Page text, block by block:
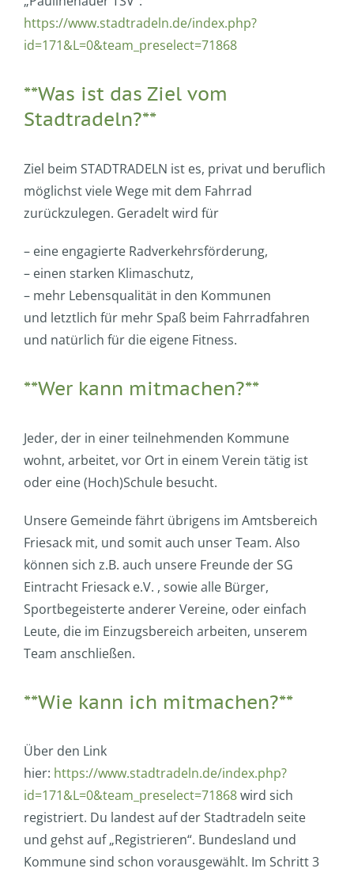
https://www.stadtradeln.de/index.php?
id=171&L=0&team_preselect=71868
**Was ist das Ziel vom
Stadtradeln?**
Ziel beim STADTRADELN ist es, privat und beruflich
möglichst viele Wege mit dem Fahrrad
zurückzulegen. Geradelt wird für
– eine engagierte Radverkehrsförderung,
– einen starken Klimaschutz,
– mehr Lebensqualität in den Kommunen
und letztlich für mehr Spaß beim Fahrradfahren
und natürlich für die eigene Fitness.
**Wer kann mitmachen?**
Jeder, der in einer teilnehmenden Kommune
wohnt, arbeitet, vor Ort in einem Verein tätig ist
oder eine (Hoch)Schule besucht.
Unsere Gemeinde fährt übrigens im Amtsbereich
Friesack mit, und somit auch unser Team. Also
können sich z.B. auch unsere Freunde der SG
Eintracht Friesack e.V. , sowie alle Bürger,
Sportbegeisterte anderer Vereine, oder einfach
Leute, die im Einzugsbereich arbeiten, unserem
Team anschließen.
**Wie kann ich mitmachen?**
Über den Link
hier: https://www.stadtradeln.de/index.php?
id=171&L=0&team_preselect=71868wird sich
registriert. Du landest auf der Stadtradeln seite
und gehst auf „Registrieren“. Bundesland und
Kommune sind schon vorausgewählt. Im Schritt 3